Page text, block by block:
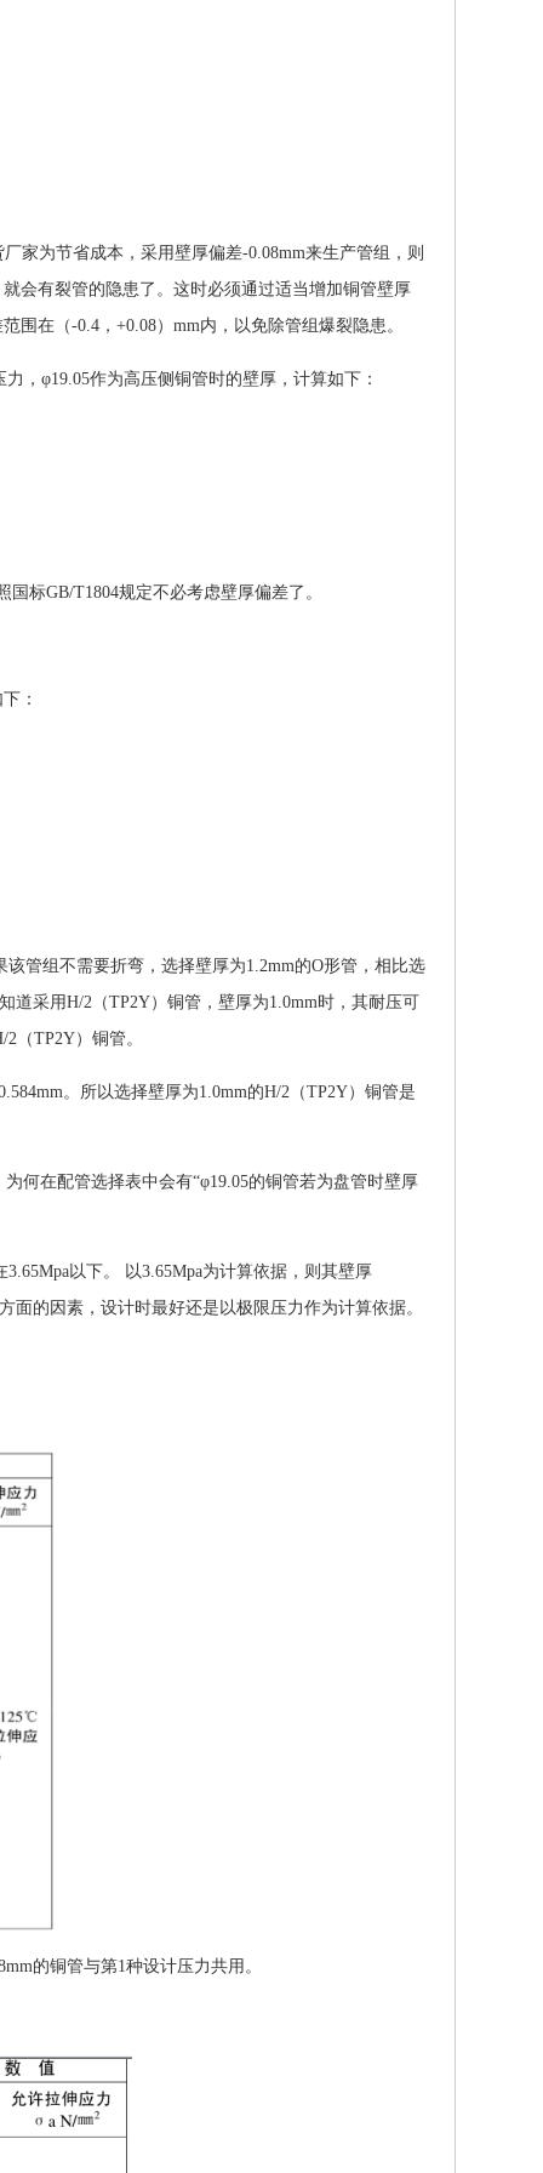
家为节省成本，采用壁厚偏差-0.08mm来生产管组，则
会有裂管的隐患了。这时必须通过适当增加铜管壁厚
在（-0.4，+0.08）mm内，以免除管组爆裂隐患。
力，φ19.05作为高压侧铜管时的壁厚，计算如下：
标GB/T1804规定不必考虑壁厚偏差了。
：
管组不需要折弯，选择壁厚为1.2mm的O形管，相比选
道采用H/2（TP2Y）铜管，壁厚为1.0mm时，其耐压可
（TP2Y）铜管。
。所以选择壁厚为1.0mm的H/2（TP2Y）铜管是
何在配管选择表中会有“φ19.05的铜管若为盘管时壁厚
以下。 以3.65Mpa为计算依据，则其壁厚
的因素，设计时最好还是以极限压力作为计算依据。
的铜管与第1种设计压力共用。